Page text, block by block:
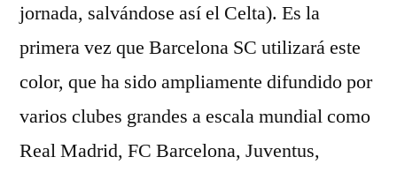
jornada, salvándose así el Celta). Es la
primera vez que Barcelona SC utilizará este
color, que ha sido ampliamente difundido por
varios clubes grandes a escala mundial como
Real Madrid, FC Barcelona, Juventus,